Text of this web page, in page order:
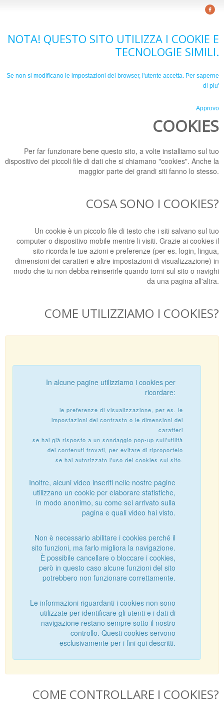
NOTA! QUESTO SITO UTILIZZA I COOKIE E
TECNOLOGIE SIMILI.
Se non si modificano le impostazioni del browser, l'utente accetta. Per saperne
di piu'
Approvo
COOKIES
Per far funzionare bene questo sito, a volte installiamo sul tuo
dispositivo dei piccoli file di dati che si chiamano "cookies". Anche la
maggior parte dei grandi siti fanno lo stesso.
COSA SONO I COOKIES?
Un cookie è un piccolo file di testo che i siti salvano sul tuo
computer o dispositivo mobile mentre li visiti. Grazie ai cookies il
sito ricorda le tue azioni e preferenze (per es. login, lingua,
dimensioni dei caratteri e altre impostazioni di visualizzazione) in
modo che tu non debba reinserirle quando torni sul sito o navighi
da una pagina all'altra.
COME UTILIZZIAMO I COOKIES?
In alcune pagine utilizziamo i cookies per
ricordare:
le preferenze di visualizzazione, per es. le
impostazioni del contrasto o le dimensioni dei
caratteri
se hai già risposto a un sondaggio pop-up sull'utilità
dei contenuti trovati, per evitare di riproportelo
se hai autorizzato l'uso dei cookies sul sito.
Inoltre, alcuni video inseriti nelle nostre pagine
utilizzano un cookie per elaborare statistiche,
in modo anonimo, su come sei arrivato sulla
pagina e quali video hai visto.
Non è necessario abilitare i cookies perché il
sito funzioni, ma farlo migliora la navigazione.
È possibile cancellare o bloccare i cookies,
però in questo caso alcune funzioni del sito
potrebbero non funzionare correttamente.
Le informazioni riguardanti i cookies non sono
utilizzate per identificare gli utenti e i dati di
navigazione restano sempre sotto il nostro
controllo. Questi cookies servono
esclusivamente per i fini qui descritti.
COME CONTROLLARE I COOKIES?